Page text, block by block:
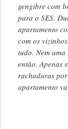
gengibre com
para o SES.
apartamento
com os
tudo. Nem
então. Apenas
rachaduras
apartamento